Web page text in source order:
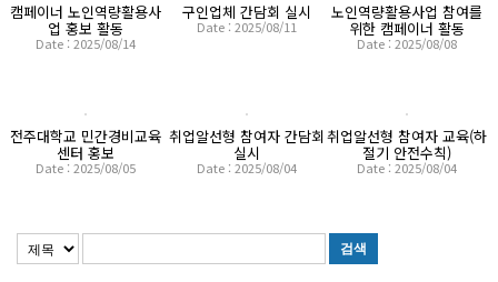
캠페이너 노인역량활용사
업 홍보 활동
Date : 2025/08/14
구인업체 간담회 실시
Date : 2025/08/11
노인역량활용사업 참여를
위한 캠페이너 활동
Date : 2025/08/08
전주대학교 민간경비교육
센터 홍보
Date : 2025/08/05
취업알선형 참여자 간담회
실시
Date : 2025/08/04
취업알선형 참여자 교육(하
절기 안전수칙)
Date : 2025/08/04